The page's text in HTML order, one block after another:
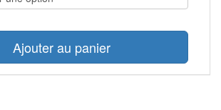
Ajouter au panier